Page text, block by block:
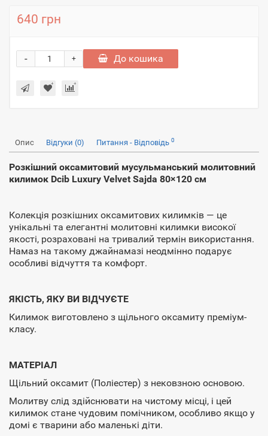
640 грн
+
- До кошика
Опис Відгуки (0) Питання - Відповідь 0
Розкішний оксамитовий мусульманський молитовний
килимок Dcib Luxury Velvet Sajda 80×120 см
Колекція розкішних оксамитових килимків — це
унікальні та елегантні молитовні килимки високої
якості, розраховані на тривалий термін використання.
Намаз на такому джайнамазі неодмінно подарує
особливі відчуття та комфорт.
ЯКІСТЬ, ЯКУ ВИ ВІДЧУЄТЕ
Килимок виготовлено з щільного оксамиту преміум-
класу.
МАТЕРІАЛ
Щільний оксамит (Поліестер) з нековзною основою.
Молитву слід здійснювати на чистому місці, і цей
килимок стане чудовим помічником, особливо якщо у
домі є тварини або маленькі діти.